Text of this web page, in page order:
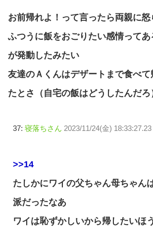
お前帰れよ！って言ったら両親に怒
ふつうに飯をおごりたい感情って
が発動したみたい
友達のＡくんはデザートまで食べて
たとさ（自宅の飯はどうしたんだろ
37: 寝落ちさん 2023/11/24(金)
>>14
たしかにワイの父ちゃん母ちゃん
派だったなあ
ワイは恥ずかしいから帰したいほ